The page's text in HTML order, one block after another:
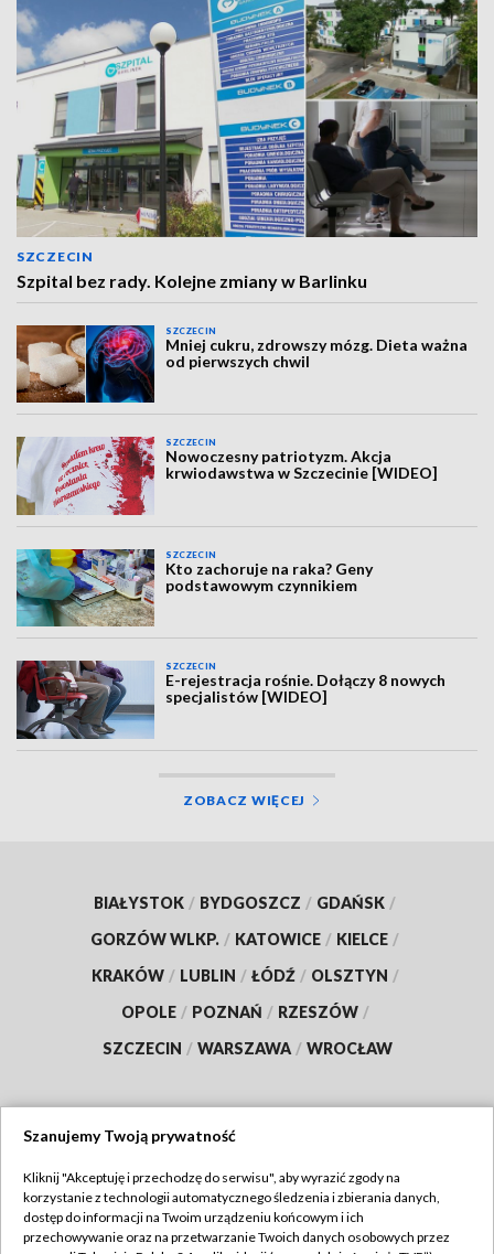
SZCZECIN
Szpital bez rady. Kolejne zmiany w Barlinku
SZCZECIN
Mniej cukru, zdrowszy mózg. Dieta ważna
od pierwszych chwil
SZCZECIN
Nowoczesny patriotyzm. Akcja
krwiodawstwa w Szczecinie [WIDEO]
SZCZECIN
Kto zachoruje na raka? Geny
podstawowym czynnikiem
SZCZECIN
E-rejestracja rośnie. Dołączy 8 nowych
specjalistów [WIDEO]
ZOBACZ WIĘCEJ
BIAŁYSTOK / BYDGOSZCZ / GDAŃSK /
GORZÓW WLKP. / KATOWICE / KIELCE /
KRAKÓW / LUBLIN / ŁÓDŹ / OLSZTYN /
OPOLE / POZNAŃ / RZESZÓW /
SZCZECIN / WARSZAWA / WROCŁAW
TVP
Abonament TVP
Regulamin TVP
Szanujemy Twoją prywatność
Kliknij "Akceptuję i przechodzę do serwisu", aby wyrazić zgody na
korzystanie z technologii automatycznego śledzenia i zbierania danych,
dostęp do informacji na Twoim urządzeniu końcowym i ich
przechowywanie oraz na przetwarzanie Twoich danych osobowych przez